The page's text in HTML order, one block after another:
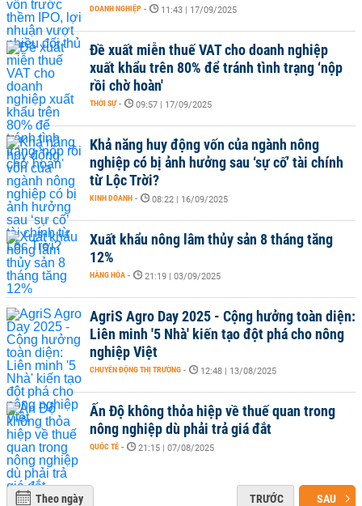
DOANH NGHIỆP - 11:43 | 17/09/2025
Đề xuất miễn thuế VAT cho doanh nghiệp
xuất khẩu trên 80% để tránh tình trạng ‘nộp
rồi chờ hoàn'
THỜI SỰ - 09:57 | 17/09/2025
Khả năng huy động vốn của ngành nông
nghiệp có bị ảnh hưởng sau ‘sự cố’ tài chính
từ Lộc Trời?
KINH DOANH - 08:22 | 16/09/2025
Xuất khẩu nông lâm thủy sản 8 tháng tăng
12%
HÀNG HÓA - 21:19 | 03/09/2025
AgriS Agro Day 2025 - Cộng hưởng toàn diện:
Liên minh '5 Nhà' kiến tạo đột phá cho nông
nghiệp Việt
CHUYỂN ĐỘNG THỊ TRƯỜNG - 12:48 | 13/08/2025
Ấn Độ không thỏa hiệp về thuế quan trong
nông nghiệp dù phải trả giá đắt
QUỐC TẾ - 21:15 | 07/08/2025
Theo ngày TRƯỚC SAU